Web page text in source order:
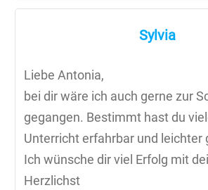
Sylvia
Liebe Antonia,
bei dir wäre ich auch gerne zur
gegangen. Bestimmt hast du
Unterricht erfahrbar und leichter
Ich wünsche dir viel Erfolg mit
Herzlichst